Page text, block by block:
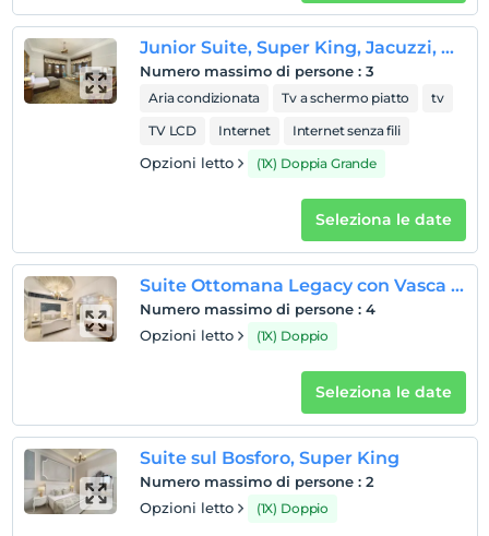
1 bambino/i fino all'età di 5 per camera non pagano
Junior Suite, Super King, Jacuzzi, Vista Città
Numero massimo di persone : 3
Aria condizionata Tv a schermo piatto
tv
TV LCD
Internet Internet senza fili
Opzioni letto (1X) Doppia Grande
Seleziona le date
Suite Ottomana Legacy con Vasca Idromassaggio
Numero massimo di persone : 4
Opzioni letto
(1X) Doppio
Seleziona le date
Suite sul Bosforo, Super King
Numero massimo di persone : 2
Opzioni letto
(1X) Doppio